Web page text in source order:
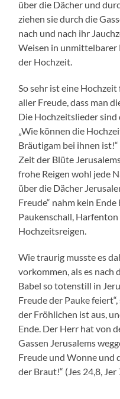
über die Dächer und
ziehen sie durch die
nach und nach ihr
Weisen in unmittelbarer
der Hochzeit.
So sehr ist eine
aller Freude, dass man
Die Hochzeitslieder sind
„Wie können die
Bräutigam bei ihnen
Zeit der Blüte
frohe Reigen wohl jede
über die Dächer
Freude“ nahm kein
Paukenschall,
Hochzeitsreigen.
Wie traurig musste es
vorkommen, als es nach
Babel so totenstill in
Freude der Pauke
der Fröhlichen ist aus,
Ende. Der Herr hat von
Gassen Jerusalems
Freude und Wonne und
der Braut!“ (Jes 24,8, Jer